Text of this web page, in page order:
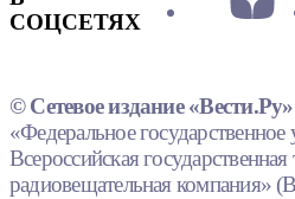
СОЦСЕТЯХ
© Сетевое издание «Вести.Ру»
«Федеральное
Всероссийская
радиовещательная компания»